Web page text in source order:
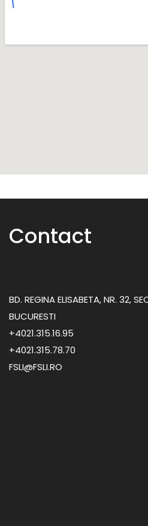
Contact
BD. REGINA ELISABETA, NR. 32,
BUCURESTI
+4021.315.16.95
+4021.315.78.70
FSLI@FSLI.RO